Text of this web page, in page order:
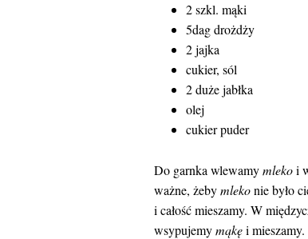
2 szkl. mąki
5dag drożdży
2 jajka
cukier, sól
2 duże jabłka
olej
cukier puder
Do garnka wlewamymlekoi
ważne, żebymlekonie było
i całość mieszamy. W
wsypujemymąkęi